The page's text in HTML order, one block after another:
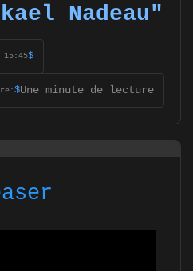
Nadeau"
$
$Une minute de lecture